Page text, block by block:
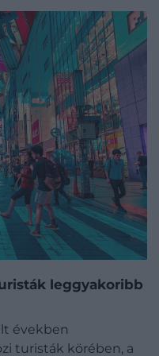
leggyakoribb
években
turisták körében, a